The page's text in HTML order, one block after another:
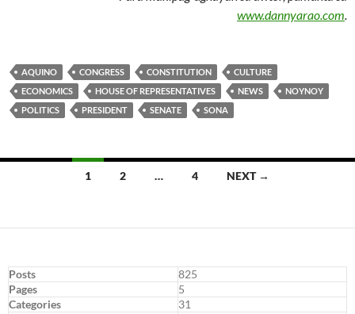
www.dannyarao.com.
AQUINO CONGRESS CONSTITUTION
CULTURE
ECONOMICS
HOUSE OF REPRESENTATIVES NEWS
NOYNOY
POLITICS
PRESIDENT SENATE SONA
1 2 … 4 NEXT →
Posts
825
Pages
5
Categories
31